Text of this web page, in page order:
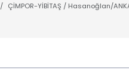
ÇİMPOR-YİBİTAŞ / Hasanoğlan/